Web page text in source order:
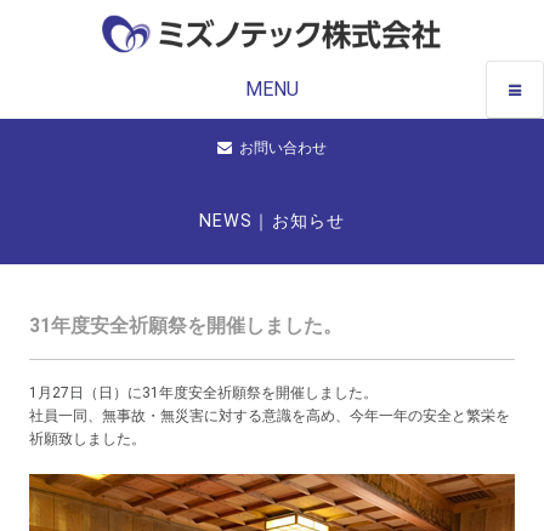
MENU
お問い合わせ
NEWS｜お知らせ
31年度安全祈願祭を開催しました。
1月27日（日）に31年度安全祈願祭を開催しました。
社員一同、無事故・無災害に対する意識を高め、今年一年の安全と繁栄を
祈願致しました。